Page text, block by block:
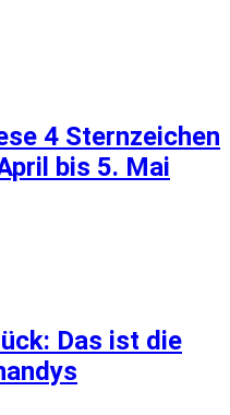
4 Sternzeichen
bis 5. Mai
Das ist die